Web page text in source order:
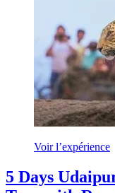
Voir l’expérience
5 Days